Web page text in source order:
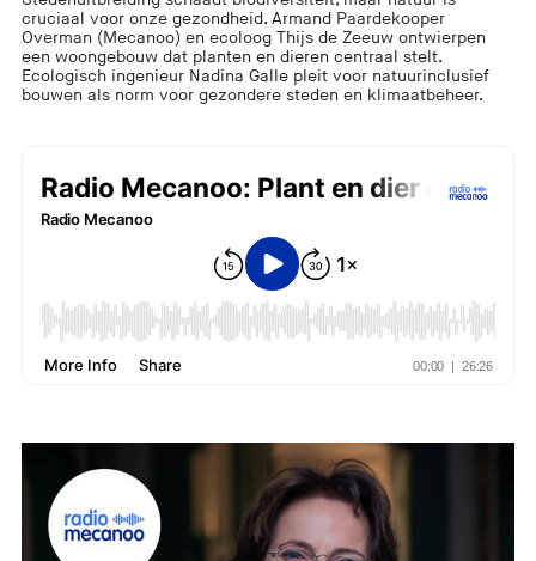
cruciaal voor onze gezondheid. Armand Paardekooper
Overman (Mecanoo) en ecoloog Thijs de Zeeuw ontwierpen
een woongebouw dat planten en dieren centraal stelt.
Ecologisch ingenieur Nadina Galle pleit voor natuurinclusief
bouwen als norm voor gezondere steden en klimaatbeheer.